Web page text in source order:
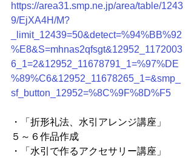
https://area31.smp.ne.jp/area/table/1243
9/EjXA4H/M?
_limit_12439=50&detect=%94%BB%92
%E8&S=mhnas2qfsgt&12952_1172003
6_1=2&12952_11678791_1=%97%DE
%89%C6&12952_11678265_1=&smp_
sf_button_12952=%8C%9F%8D%F5
・「折形礼法、水引アレンジ講座」
５～６作品作成
・「水引で作るアクセサリー講座」